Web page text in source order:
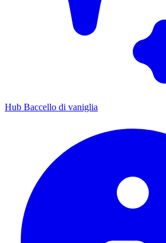
Hub Baccello di vaniglia